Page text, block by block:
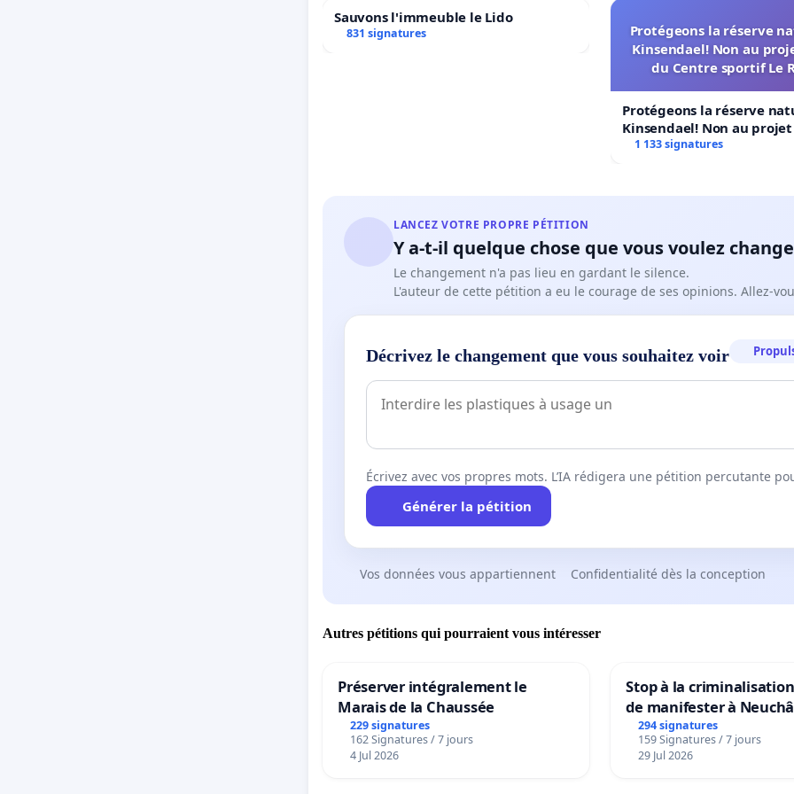
Sauvons l'immeuble le Lido
831 signatures
Protégeons la réserve
Kinsendael! Non au
du Centre sportif Le
Protégeons la réserve
Kinsendael! Non au
Centre sportif Le Roseau!
1 133 signatures
LANCEZ VOTRE PROPRE PÉTITION
Y a-t-il quelque chose que vous voulez
Le changement n'a pas lieu en gardant le silence.
L'auteur de cette pétition a eu le courage de ses opinions. Allez-
Décrivez le changement que vous souhaitez voir
Écrivez avec vos propres mots. L’IA rédigera une pétition percutante
Générer la pétition
Vos données vous appartiennent Confidentialité dès la conception
Autres pétitions qui pourraient vous intéresser
Préserver intégralement le
Marais de la Chaussée
229 signatures
162 Signatures / 7 jours
4 Jul 2026
Stop à la
de manifester à
294 signatures
159 Signatures / 7 jours
29 Jul 2026